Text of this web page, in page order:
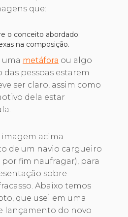
que:
o conceito abordado;
na composição.
uma metáfora ou algo
das pessoas estarem
ser claro, assim como
dela estar
imagem acima
de um navio cargueiro
fim naufragar), para
sobre
Abaixo temos
que usei em uma
lançamento do novo